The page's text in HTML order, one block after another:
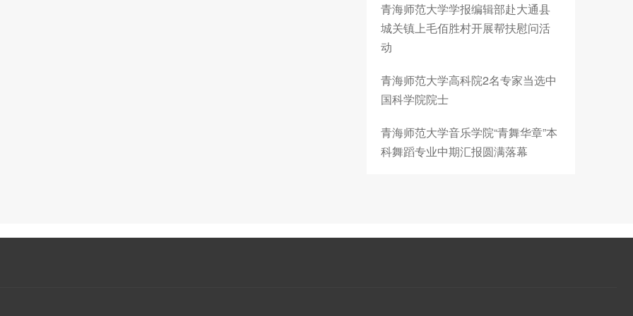
青海师范大学学报编辑部赴大通县
城关镇上毛佰胜村开展帮扶慰问活
动
青海师范大学高科院2名专家当选中
国科学院院士
青海师范大学音乐学院“青舞华章”本
科舞蹈专业中期汇报圆满落幕